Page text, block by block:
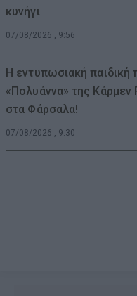
κυνήγι
07/08/2026 , 9:56
Η εντυπωσιακή παιδική
«Πολυάννα» της Κάρμεν
στα Φάρσαλα!
07/08/2026 , 9:30